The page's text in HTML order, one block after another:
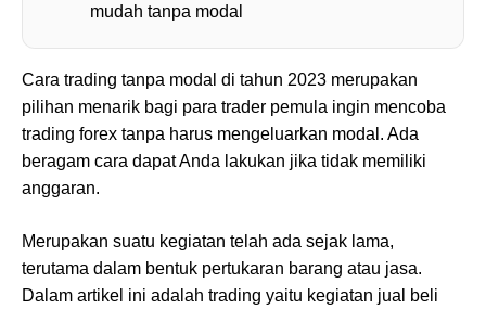
mudah tanpa modal
Cara trading tanpa modal di tahun 2023 merupakan
pilihan menarik bagi para trader pemula ingin mencoba
trading forex tanpa harus mengeluarkan modal. Ada
beragam cara dapat Anda lakukan jika tidak memiliki
anggaran.
Merupakan suatu kegiatan telah ada sejak lama,
terutama dalam bentuk pertukaran barang atau jasa.
Dalam artikel ini adalah trading yaitu kegiatan jual beli